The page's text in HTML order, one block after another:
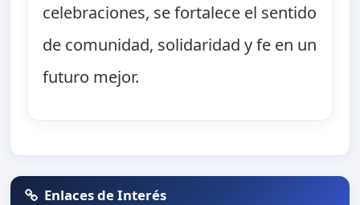
celebraciones, se fortalece el sentido
de comunidad, solidaridad y fe en un
futuro mejor.
Enlaces de Interés